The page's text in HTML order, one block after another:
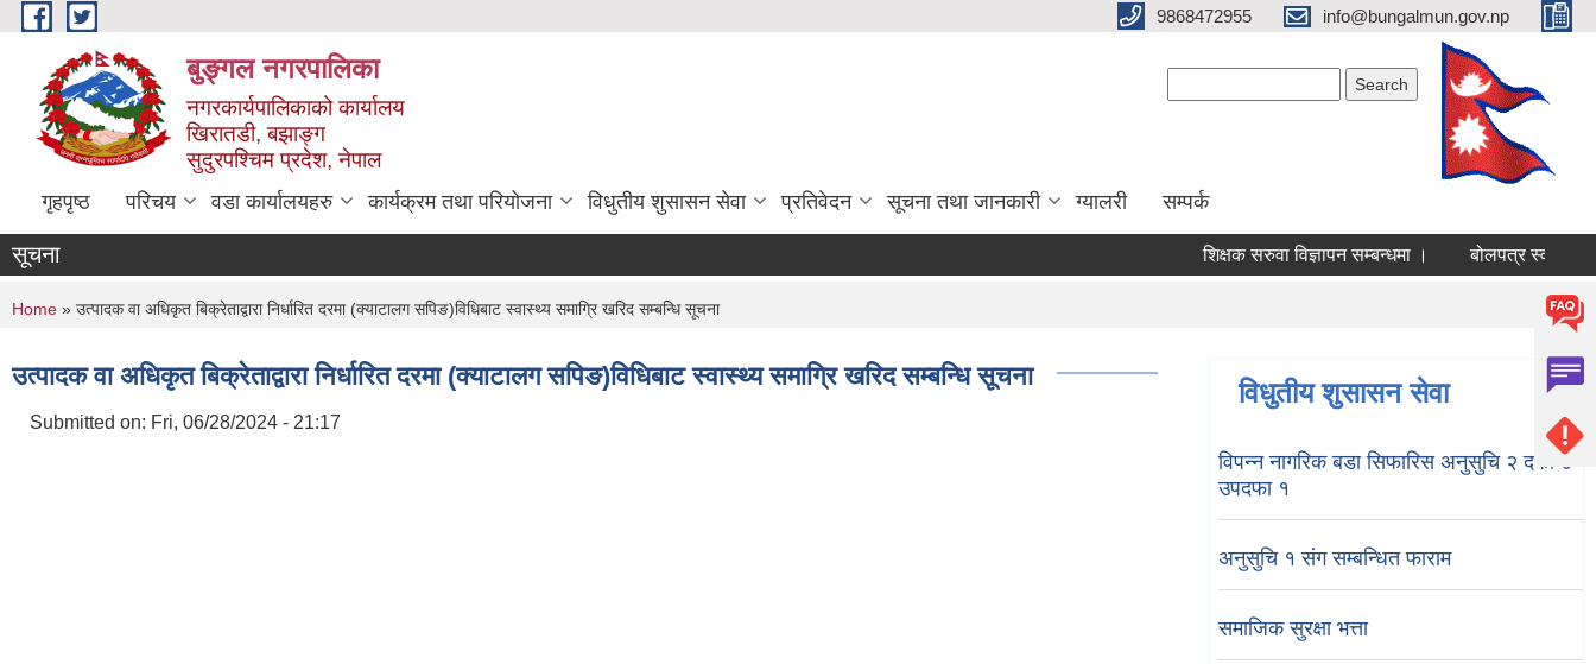
Skip to main content 9868472955 info@bungalmun.gov.np
बुङ्गल नगरपालिका
नगरकार्यपालिकाको कार्यालय
खिरातडी, बझाङ्ग
सुदुरपश्चिम प्रदेश, नेपाल
गृहपृष्ठ परिचय वडा कार्यालयहरु कार्यक्रम तथा परियोजना विधुतीय शुसासन सेवा प्रतिवेदन सूचना तथा जानकारी ग्यालरी सम्पर्क
सूचना शिक्षक सरुवा विज्ञापन सम्बन्धमा । बोलपत्र स्वीकृत गर्ने
You are here
Home » उत्पादक वा अधिकृत बिक्रेताद्वारा निर्धारित दरमा (क्याटालग सपिङ)विधिबाट स्वास्थ्य समाग्रि खरिद सम्बन्धि सूचना
उत्पादक वा अधिकृत बिक्रेताद्वारा निर्धारित दरमा (क्याटालग सपिङ)विधिबाट स्वास्थ्य समाग्रि खरिद सम्बन्धि सूचना
Submitted on: Fri, 06/28/2024 - 21:17
विधुतीय शुसासन सेवा
विपन्न नागरिक बडा सिफारिस अनुसुचि २ दफा ४
उपदफा १
अनुसुचि १ संग सम्बन्धित फाराम
समाजिक सुरक्षा भत्ता